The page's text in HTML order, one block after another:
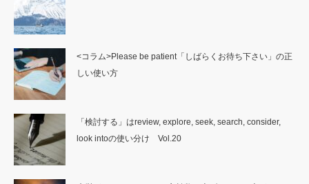
<コラム>Please be patient「しばらくお待ち下さい」の正
しい使い方
「検討する」はreview, explore, seek, search, consider,
look intoの使い分け Vol.20